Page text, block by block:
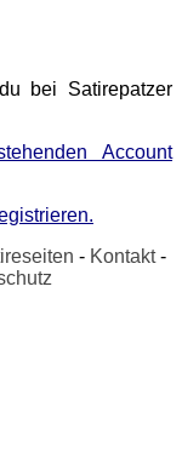
bei Satirepatzer
Account
- Kontakt-